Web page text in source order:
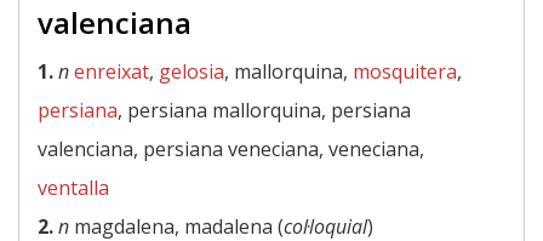
valenciana
1.nenreixat, gelosia, mallorquina, mosquitera,
persiana, persiana mallorquina, persiana
valenciana, persiana veneciana, veneciana,
ventalla
2.n magdalena, madalena (col·loquial)